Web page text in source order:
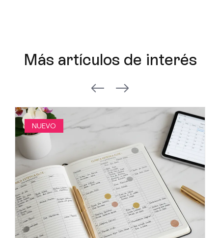
Más artículos de interés
NUEVO